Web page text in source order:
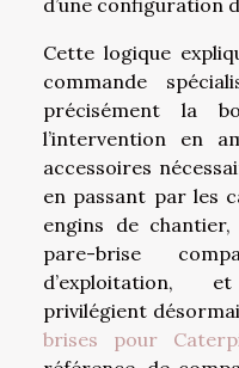
Cette logique
commande
précisément la
l’intervention en
accessoires
en passant par les
engins de chantier,
pare-brise
d’exploitation,
privilégient
brises pour